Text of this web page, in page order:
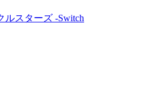
ルスターズ -Switch